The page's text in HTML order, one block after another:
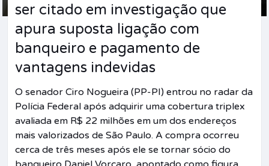
ser citado em investigação que
apura suposta ligação com
banqueiro e pagamento de
vantagens indevidas
O senador Ciro Nogueira (PP-PI) entrou no radar da
Polícia Federal após adquirir uma cobertura triplex
avaliada em R$ 22 milhões em um dos endereços
mais valorizados de São Paulo. A compra ocorreu
cerca de três meses após ele se tornar sócio do